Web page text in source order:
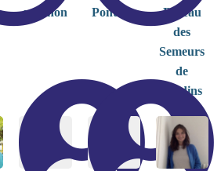
non non Pont Isa
Réseau
des
Semeurs
de
Jardins